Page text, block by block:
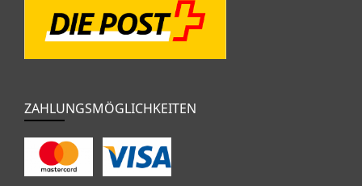
ZAHLUNGSMÖGLICHKEITEN